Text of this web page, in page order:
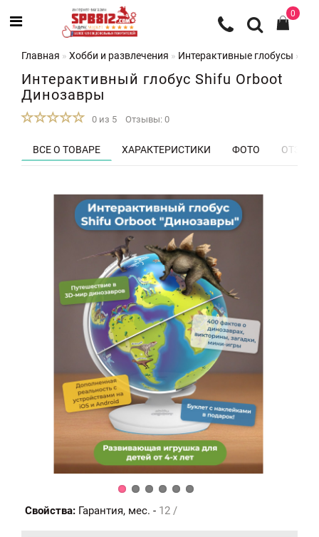
0
Главная Хобби и развлечения Интерактивные глобусы
Интерактивный глобус Shifu Orboot
Динозавры
0 из 5 Отзывы: 0
ВСЕ О ТОВАРЕ ХАРАКТЕРИСТИКИ ФОТО
Свойства: Гарантия, мес. - 12 /